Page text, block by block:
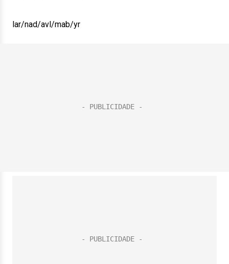
lar/nad/avl/mab/yr